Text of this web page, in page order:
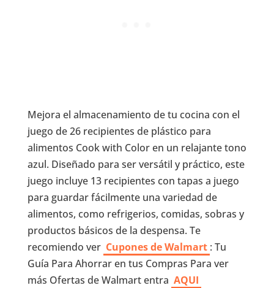
Mejora el almacenamiento de tu cocina con el
juego de 26 recipientes de plástico para
alimentos Cook with Color en un relajante tono
azul. Diseñado para ser versátil y práctico, este
juego incluye 13 recipientes con tapas a juego
para guardar fácilmente una variedad de
alimentos, como refrigerios, comidas, sobras y
productos básicos de la despensa. Te
recomiendo ver Cupones de Walmart : Tu
Guía Para Ahorrar en tus Compras Para ver
más Ofertas de Walmart entra AQUI